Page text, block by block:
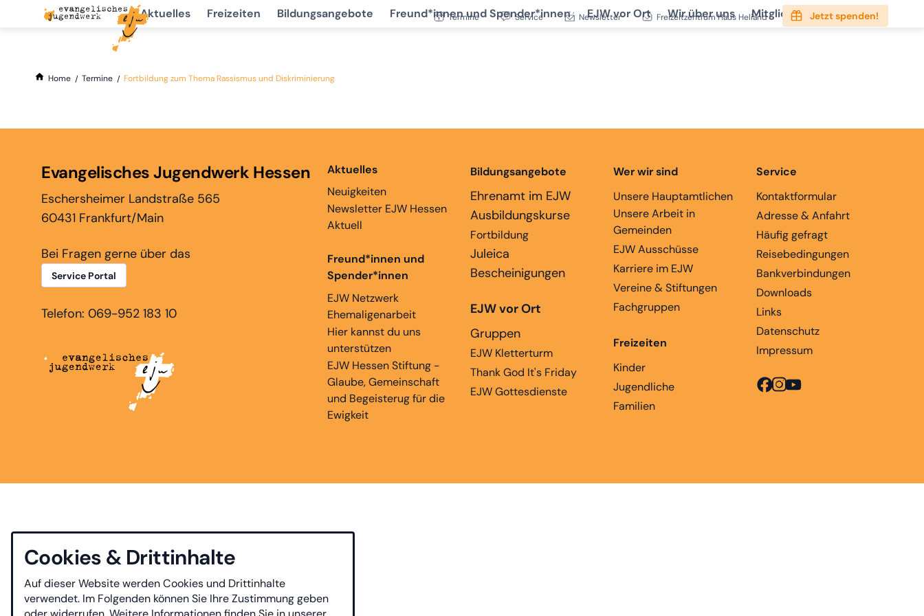
Termine Service Newsletter Freizeitzentrum Haus Heliand Jetzt spenden!
Aktuelles Freizeiten Bildungsangebote Freund*innen und Spender*innen EJW vor Ort Wir über uns Mitgliedschaft Service
Home Termine Fortbildung zum Thema Rassismus und Diskriminierung
Evangelisches Jugendwerk Hessen
Eschersheimer Landstraße 565
60431 Frankfurt/Main
Bei Fragen gerne über das
Service Portal
Telefon: 069-952 183 10
Aktuelles
Neuigkeiten
Newsletter EJW Hessen
Aktuell
Freund*innen und
Spender*innen
EJW Netzwerk
Ehemaligenarbeit
Hier kannst du uns
unterstützen
EJW Hessen Stiftung -
Glaube, Gemeinschaft
und Begeisterug für die
Ewigkeit
Bildungsangebote
Ehrenamt im EJW
Ausbildungskurse
Fortbildung
Juleica
Bescheinigungen
EJW vor Ort
Gruppen
EJW Kletterturm
Thank God It's Friday
EJW Gottesdienste
Wer wir sind
Unsere Hauptamtlichen
Unsere Arbeit in
Gemeinden
EJW Ausschüsse
Karriere im EJW
Vereine & Stiftungen
Fachgruppen
Freizeiten
Kinder
Jugendliche
Familien
Service
Kontaktformular
Adresse & Anfahrt
Häufig gefragt
Reisebedingungen
Bankverbindungen
Downloads
Links
Datenschutz
Impressum
Cookies & Drittinhalte
Auf dieser Website werden Cookies und Drittinhalte
verwendet. Im Folgenden können Sie Ihre Zustimmung geben